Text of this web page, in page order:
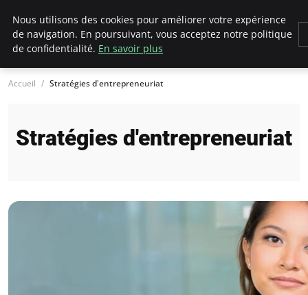
LECFCM
Accueil Stratégies d'entrepreneuriat
Stratégies d'entrepreneuriat
Nous utilisons des cookies pour améliorer votre expérience
de navigation. En poursuivant, vous acceptez notre politique
de confidentialité. En savoir plus